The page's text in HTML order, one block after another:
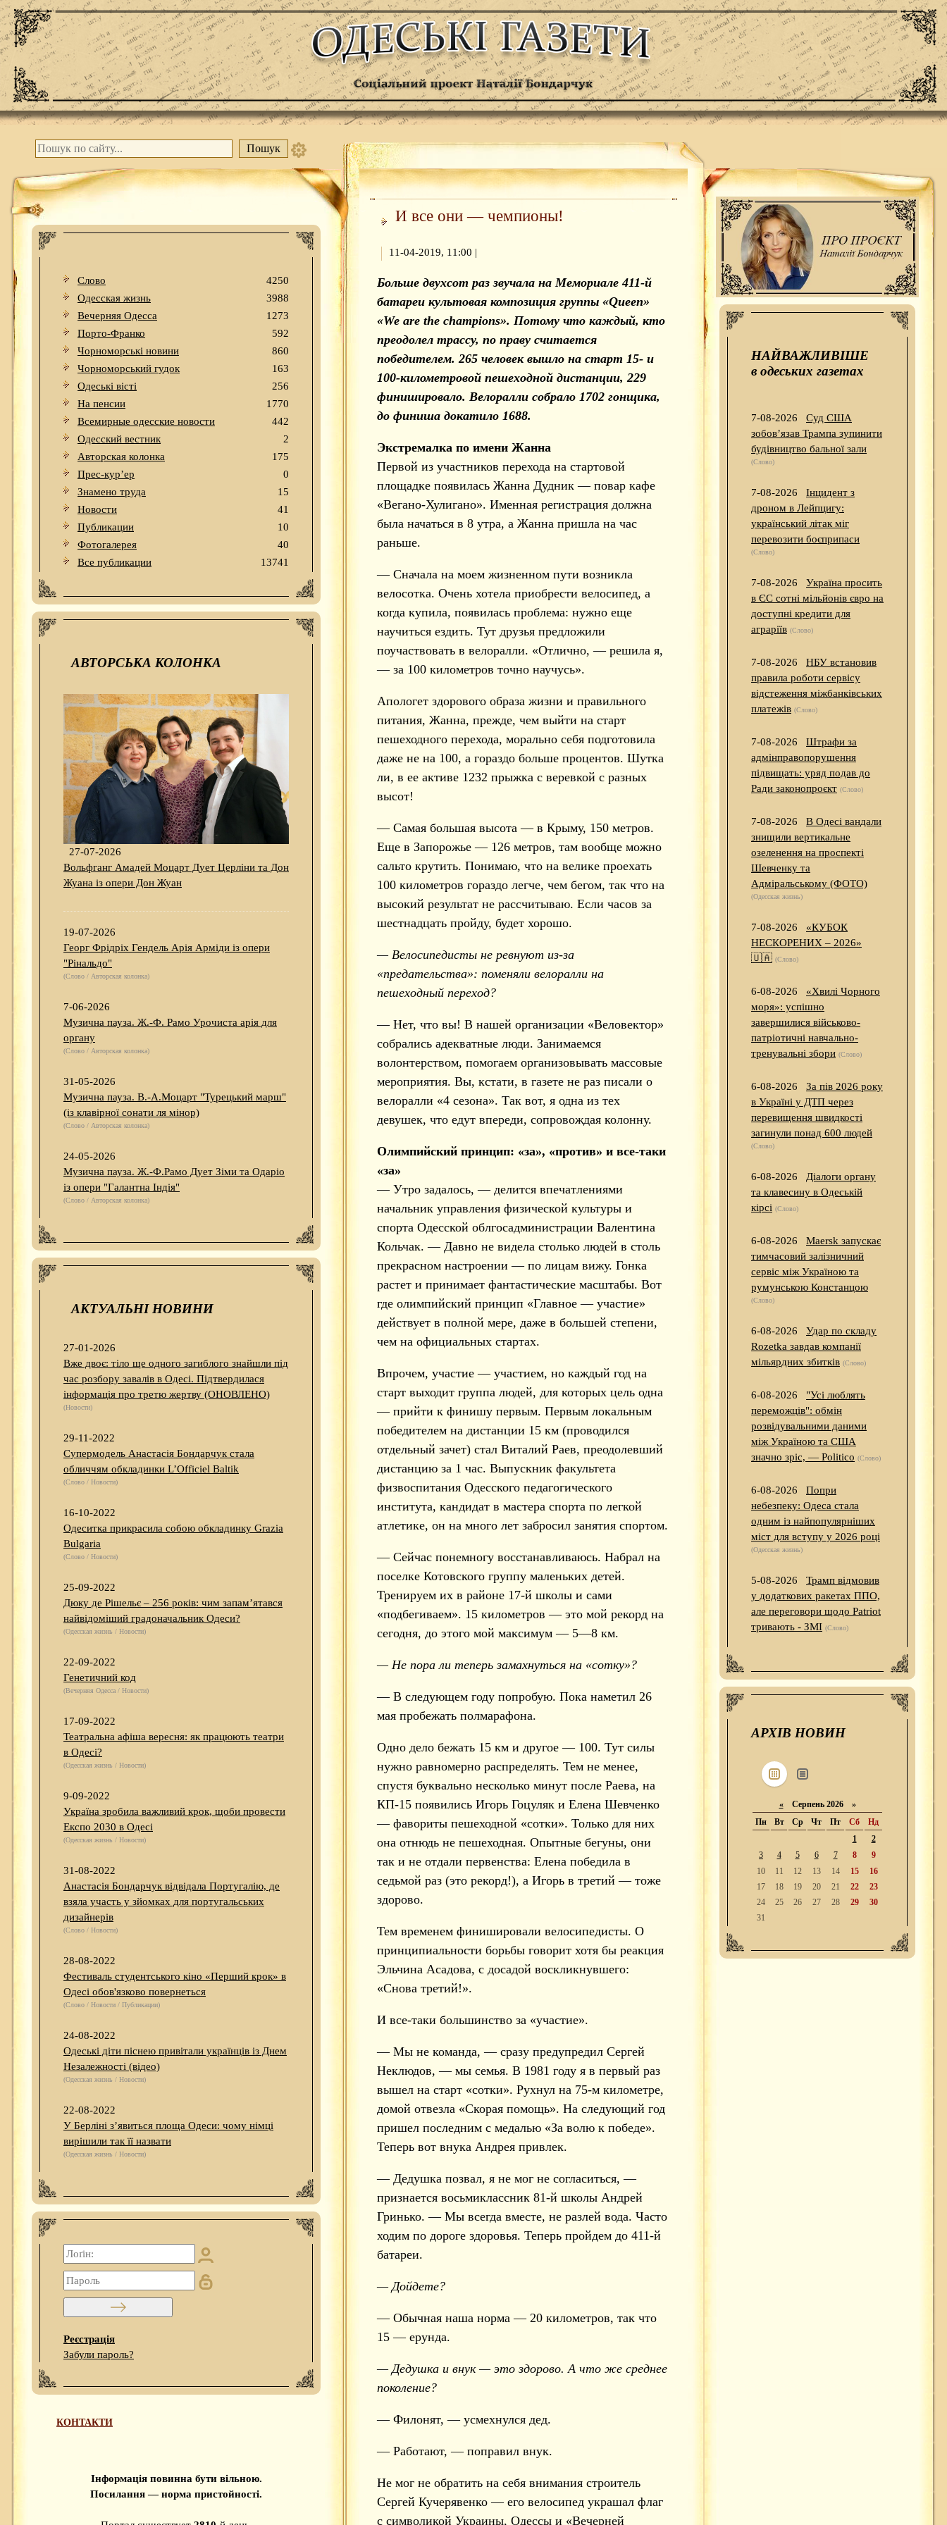
Слово
4250
Одесская жизнь
3988
Вечерняя Одесса
1273
Порто-Франко
592
Чорноморські новини
860
Чорноморський гудок
163
Одеськi вiстi
256
На пенсии
1770
Всемирные одесские новости
442
Одесский вестник
2
Авторская колонка
175
Прес-кур’ер
0
Знамено труда
15
Новости
41
Публикации
10
Фотогалерея
40
Все публикации
13741
АВТОРСЬКА КОЛОНКА
27-07-2026
Вольфганг Амадей Моцарт Дует Церліни та Дон
Жуана із опери Дон Жуан
19-07-2026
Георг Фрідріх Гендель Арія Арміди із опери
"Рінальдо"
(Слово / Авторская колонка)
7-06-2026
Музична пауза. Ж.-Ф. Рамо Урочиста арія для
органу
(Слово / Авторская колонка)
31-05-2026
Музична пауза. В.-А.Моцарт "Турецький марш"
(із клавірної сонати ля мінор)
(Слово / Авторская колонка)
24-05-2026
Музична пауза. Ж.-Ф.Рамо Дует Зіми та Одаріо
із опери "Галантна Індія"
(Слово / Авторская колонка)
АКТУАЛЬНІ НОВИНИ
27-01-2026
Вже двоє: тіло ще одного загиблого знайшли під
час розбору завалів в Одесі. Підтвердилася
інформація про третю жертву (ОНОВЛЕНО)
(Новости)
29-11-2022
Супермодель Анастасія Бондарчук стала
обличчям обкладинки L’Officiel Baltik
(Слово / Новости)
16-10-2022
Одеситка прикрасила собою обкладинку Grazia
Bulgaria
(Слово / Новости)
25-09-2022
Дюку де Рішельє – 256 років: чим запам’ятався
найвідоміший градоначальник Одеси?
(Одесская жизнь / Новости)
22-09-2022
Генетичний код
(Вечерняя Одесса / Новости)
17-09-2022
Театральна афіша вересня: як працюють театри
в Одесі?
(Одесская жизнь / Новости)
9-09-2022
Україна зробила важливий крок, щоби провести
Експо 2030 в Одесі
(Одесская жизнь / Новости)
31-08-2022
Анастасія Бондарчук відвідала Португалію, де
взяла участь у зйомках для португальських
дизайнерів
(Слово / Новости)
28-08-2022
Фестиваль студентського кіно «Перший крок» в
Одесі обов'язково повернеться
(Слово / Новости / Публикации)
24-08-2022
Одеські діти піснею привітали українців із Днем
Незалежності (відео)
(Одесская жизнь / Новости)
22-08-2022
У Берліні з’явиться площа Одеси: чому німці
вирішили так її назвати
(Одесская жизнь / Новости)
Реєстрація
Забули пароль?
КОНТАКТИ
Інформація повинна бути вільною.
Посилання — норма пристойності.
И все они — чемпионы!
11-04-2019, 11:00 |
Больше двухсот раз звучала на Мемориале 411-й
батареи культовая композиция группы «Queen»
«We are the champions». Потому что каждый, кто
преодолел трассу, по праву считается
победителем. 265 человек вышло на старт 15- и
100-километровой пешеходной дистанции, 229
финишировало. Велоралли собрало 1702 гонщика,
до финиша докатило 1688.
Экстремалка по имени Жанна
Первой из участников перехода на стартовой
площадке появилась Жанна Дудник — повар кафе
«Вегано-Хулигано». Именная регистрация должна
была начаться в 8 утра, а Жанна пришла на час
раньше.
— Сначала на моем жизненном пути возникла
велосотка. Очень хотела приобрести велосипед, а
когда купила, появилась проблема: нужно еще
научиться ездить. Тут друзья предложили
поучаствовать в велоралли. «Отлично, — решила я,
— за 100 километров точно научусь».
Апологет здорового образа жизни и правильного
питания, Жанна, прежде, чем выйти на старт
пешеходного перехода, морально себя подготовила
даже не на 100, а гораздо больше процентов. Шутка
ли, в ее активе 1232 прыжка с веревкой с разных
высот!
— Самая большая высота — в Крыму, 150 метров.
Еще в Запорожье — 126 метров, там вообще можно
сальто крутить. Понимаю, что на велике проехать
100 километров гораздо легче, чем бегом, так что на
высокий результат не рассчитываю. Если часов за
шестнадцать пройду, будет хорошо.
— Велосипедисты не ревнуют из-за
«предательства»: поменяли велоралли на
пешеходный переход?
— Нет, что вы! В нашей организации «Веловектор»
собрались адекватные люди. Занимаемся
волонтерством, помогаем организовывать массовые
мероприятия. Вы, кстати, в газете не раз писали о
велоралли «4 сезона». Так вот, я одна из тех
девушек, что едут впереди, сопровождая колонну.
Олимпийский принцип: «за», «против» и все-таки
«за»
— Утро задалось, — делится впечатлениями
начальник управления физической культуры и
спорта Одесской облгосадминистрации Валентина
Кольчак. — Давно не видела столько людей в столь
прекрасном настроении — по лицам вижу. Гонка
растет и принимает фантастические масштабы. Вот
где олимпийский принцип «Главное — участие»
действует в полной мере, даже в большей степени,
чем на официальных стартах.
Впрочем, участие — участием, но каждый год на
старт выходит группа людей, для которых цель одна
— прийти к финишу первым. Первым локальным
победителем на дистанции 15 км (проводился
отдельный зачет) стал Виталий Раев, преодолевший
дистанцию за 1 час. Выпускник факультета
физвоспитания Одесского педагогического
института, кандидат в мастера спорта по легкой
атлетике, он на много лет забросил занятия спортом.
— Сейчас понемногу восстанавливаюсь. Набрал на
поселке Котовского группу маленьких детей.
Тренируем их в районе 17-й школы и сами
«подбегиваем». 15 километров — это мой рекорд на
сегодня, до этого мой максимум — 5—8 км.
— Не пора ли теперь замахнуться на «сотку»?
— В следующем году попробую. Пока наметил 26
мая пробежать полмарафона.
Одно дело бежать 15 км и другое — 100. Тут силы
нужно равномерно распределять. Тем не менее,
спустя буквально несколько минут после Раева, на
КП-15 появились Игорь Гоцуляк и Елена Шевченко
— фавориты пешеходной «сотки». Только для них
она отнюдь не пешеходная. Опытные бегуны, они
так и не отдали первенства: Елена победила в
седьмой раз (это рекорд!), а Игорь в третий — тоже
здорово.
Тем временем финишировали велосипедисты. О
принципиальности борьбы говорит хотя бы реакция
Эльчина Асадова, с досадой воскликнувшего:
«Снова третий!».
И все-таки большинство за «участие».
— Мы не команда, — сразу предупредил Сергей
Неклюдов, — мы семья. В 1981 году я в первый раз
вышел на старт «сотки». Рухнул на 75-м километре,
домой отвезла «Скорая помощь». На следующий год
пришел последним с медалью «За волю к победе».
Теперь вот внука Андрея привлек.
— Дедушка позвал, я не мог не согласиться, —
признается восьмиклассник 81-й школы Андрей
Гринько. — Мы всегда вместе, не разлей вода. Часто
ходим по дороге здоровья. Теперь пройдем до 411-й
батареи.
— Дойдете?
— Обычная наша норма — 20 километров, так что
15 — ерунда.
— Дедушка и внук — это здорово. А что же среднее
поколение?
— Филонят, — усмехнулся дед.
— Работают, — поправил внук.
Не мог не обратить на себя внимания строитель
Сергей Кучерявенко — его велосипед украшал флаг
с символикой Украины, Одессы и «Вечерней
НАЙВАЖЛИВІШЕ
в одеських газетах
7-08-2026
Суд США
зобов’язав Трампа зупинити
будівництво бальної зали
(Слово)
7-08-2026
Інцидент з
дроном в Лейпцигу:
український літак міг
перевозити боєприпаси
(Слово)
7-08-2026
Україна просить
в ЄС сотні мільйонів євро на
доступні кредити для
аграріїв (Слово)
7-08-2026
НБУ встановив
правила роботи сервісу
відстеження міжбанківських
платежів (Слово)
7-08-2026
Штрафи за
адмінправопорушення
підвищать: уряд подав до
Ради законопроєкт (Слово)
7-08-2026
В Одесі вандали
знищили вертикальне
озеленення на проспекті
Шевченку та
Адміральському (ФОТО)
(Одесская жизнь)
7-08-2026
«КУБОК
НЕСКОРЕНИХ – 2026»
🇺🇦 (Слово)
6-08-2026
«Хвилі Чорного
моря»: успішно
завершилися військово-
патріотичні навчально-
тренувальні збори (Слово)
6-08-2026
За пів 2026 року
в Україні у ДТП через
перевищення швидкості
загинули понад 600 людей
(Слово)
6-08-2026
Діалоги органу
та клавесину в Одеській
кірсі (Слово)
6-08-2026
Maersk запускає
тимчасовий залізничний
сервіс між Україною та
румунською Констанцою
(Слово)
6-08-2026
Удар по складу
Rozetka завдав компанії
мільярдних збитків (Слово)
6-08-2026
"Усі люблять
переможців": обмін
розвідувальними даними
між Україною та США
значно зріс, — Politico (Слово)
6-08-2026
Попри
небезпеку: Одеса стала
одним із найпопулярніших
міст для вступу у 2026 році
(Одесская жизнь)
5-08-2026
Трамп відмовив
у додаткових ракетах ППО,
але переговори щодо Patriot
тривають - ЗМІ (Слово)
АРХІВ НОВИН
«Серпень 2026 »
Пн
Вт Ср Чт Пт Сб
Нд
1
2
3
4 5 6 7 8
9
10
11 12 13 14 15
16
17
18 19 20 21 22
23
24
25 26 27 28 29
30
31